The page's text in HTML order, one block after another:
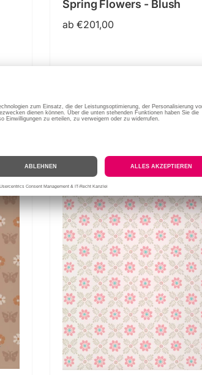
Spring Flowers - Blush
Normaler
ab €201,00